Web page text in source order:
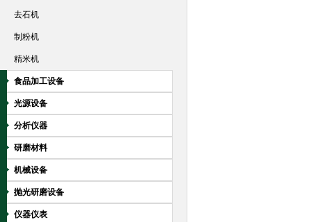
去石机
制粉机
精米机
食品加工设备
光源设备
分析仪器
研磨材料
机械设备
抛光研磨设备
仪器仪表